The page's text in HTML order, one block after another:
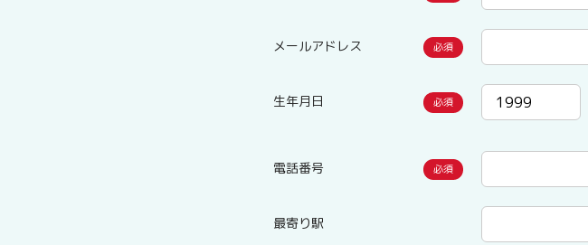
メールアドレス
生年月日
電話番号
最寄り駅